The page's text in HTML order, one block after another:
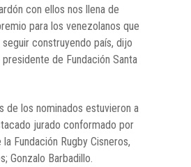
con ellos nos llena de
para los venezolanos que
construyendo país, dijo
de Fundación Santa
de los nominados estuvieron a
jurado conformado por
Fundación Rugby Cisneros,
Gonzalo Barbadillo.